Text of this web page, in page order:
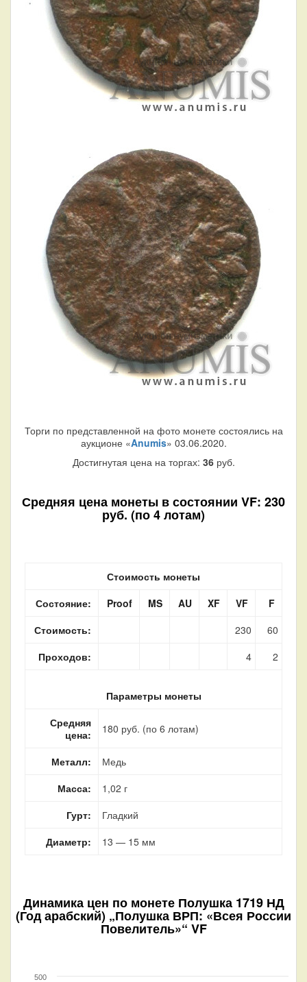
Торги по представленной на фото монете состоялись на
аукционе «Anumis» 03.06.2020.
Достигнутая цена на торгах: 36руб.
Средняя цена монеты в состоянии VF: 230
руб. (по 4 лотам)
Стоимость монеты
Состояние:
Proof MS AU XF VF
F
Стоимость:
230
60
Проходов:
4 2
Параметры монеты
Средняя
цена:
180 руб. (по 6 лотам)
Металл:
Медь
Масса:
1,02 г
Гурт:
Гладкий
Диаметр:
13 — 15 мм
Динамика цен по монете Полушка 1719 НД
(Год арабский) „Полушка ВРП: «Всея России
Повелитель»“ VF
500